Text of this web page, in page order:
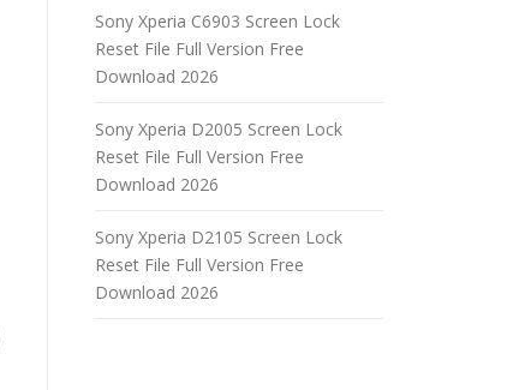
Sony Xperia C6903 Screen Lock
Reset File Full Version Free
Download 2026
Sony Xperia D2005 Screen Lock
Reset File Full Version Free
Download 2026
Sony Xperia D2105 Screen Lock
Reset File Full Version Free
Download 2026